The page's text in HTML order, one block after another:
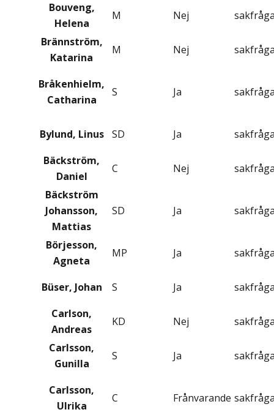
Bouveng,
Helena
M Nej
Brännström,
Katarina
M Nej
Bråkenhielm,
Catharina
S Ja
Bylund, Linus SD Ja
Bäckström,
Daniel
C Nej
Bäckström
Johansson,
Mattias
SD Ja
Börjesson,
Agneta
MP Ja
Büser, Johan S Ja
Carlson,
Andreas
KD Nej
Carlsson,
Gunilla
S Ja
Carlsson,
Ulrika
C Frånvarande